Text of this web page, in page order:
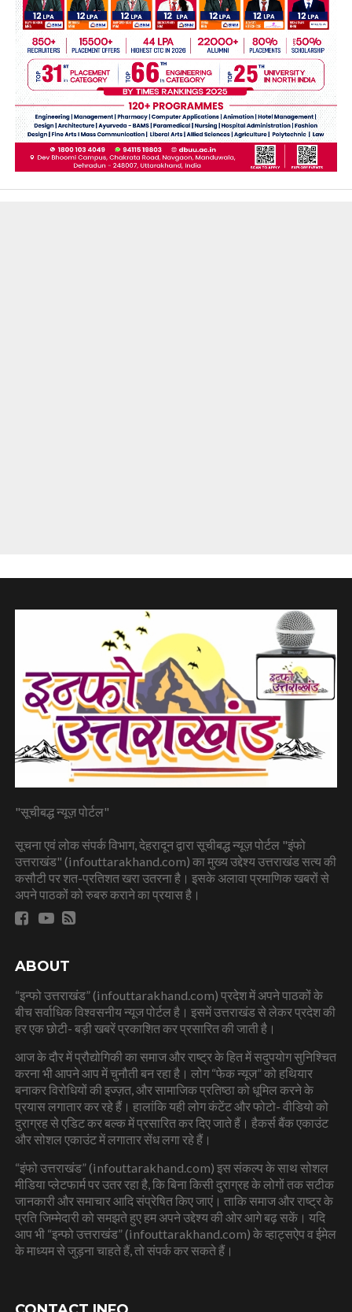
"सूचीबद्ध न्यूज़ पोर्टल"
सूचना एवं लोक संपर्क विभाग, देहरादून द्वारा सूचीबद्ध न्यूज़ पोर्टल "इंफो
उत्तराखंड" (infouttarakhand.com) का मुख्य उद्देश्य उत्तराखंड सत्य की
कसौटी पर शत-प्रतिशत खरा उतरना है। इसके अलावा प्रमाणिक खबरों से
अपने पाठकों को रुबरु कराने का प्रयास है।
ABOUT
“इन्फो उत्तराखंड” (infouttarakhand.com) प्रदेश में अपने पाठकों के
बीच सर्वाधिक विश्वसनीय न्यूज पोर्टल है। इसमें उत्तराखंड से लेकर प्रदेश की
हर एक छोटी- बड़ी खबरें प्रकाशित कर प्रसारित की जाती है।
आज के दौर में प्रौद्योगिकी का समाज और राष्ट्र के हित में सदुपयोग सुनिश्चित
करना भी आपने आप में चुनौती बन रहा है। लोग “फेक न्यूज” को हथियार
बनाकर विरोधियों की इज्ज़त, और सामाजिक प्रतिष्ठा को धूमिल करने के
प्रयास लगातार कर रहे हैं। हालांकि यही लोग कंटेंट और फोटो- वीडियो को
दुराग्रह से एडिट कर बल्क में प्रसारित कर दिए जाते हैं। हैकर्स बैंक एकाउंट
और सोशल एकाउंट में लगातार सेंध लगा रहे हैं।
“इंफो उत्तराखंड” (infouttarakhand.com) इस संकल्प के साथ सोशल
मीडिया प्लेटफार्म पर उतर रहा है, कि बिना किसी दुराग्रह के लोगों तक सटीक
जानकारी और समाचार आदि संप्रेषित किए जाएं। ताकि समाज और राष्ट्र के
प्रति जिम्मेदारी को समझते हुए हम अपने उद्देश्य की ओर आगे बढ़ सकें। यदि
आप भी “इन्फो उत्तराखंड” (infouttarakhand.com) के व्हाट्सऐप व ईमेल
के माध्यम से जुड़ना चाहते हैं, तो संपर्क कर सकते हैं।